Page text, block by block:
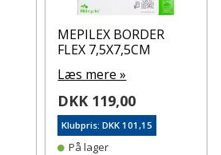
MEPILEX BORDER
FLEX 7,5X7,5CM
Læs mere »
DKK 119,00
Klubpris: DKK 101,15
På lager